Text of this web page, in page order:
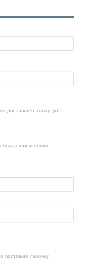
доставляет товар до
свои условия
поставьте галочку.